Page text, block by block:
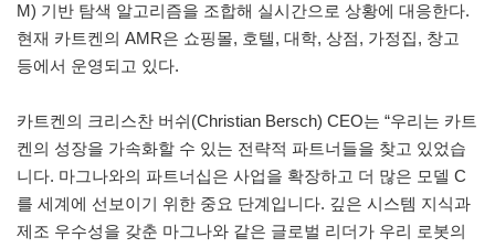
M) 기반 탐색 알고리즘을 조합해 실시간으로 상황에 대응한다.
현재 카트켄의 AMR은 쇼핑몰, 호텔, 대학, 상점, 가정집, 창고
등에서 운영되고 있다.
카트켄의 크리스찬 버쉬(Christian Bersch) CEO는 “우리는 카트
켄의 성장을 가속화할 수 있는 전략적 파트너들을 찾고 있었습
니다. 마그나와의 파트너십은 사업을 확장하고 더 많은 모델 C
를 세계에 선보이기 위한 중요 단계입니다. 깊은 시스템 지식과
제조 우수성을 갖춘 마그나와 같은 글로벌 리더가 우리 로봇의